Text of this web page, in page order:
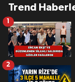
Trend
1
2